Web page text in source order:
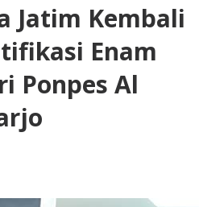
Jatim Kembali
Enam
Ponpes Al